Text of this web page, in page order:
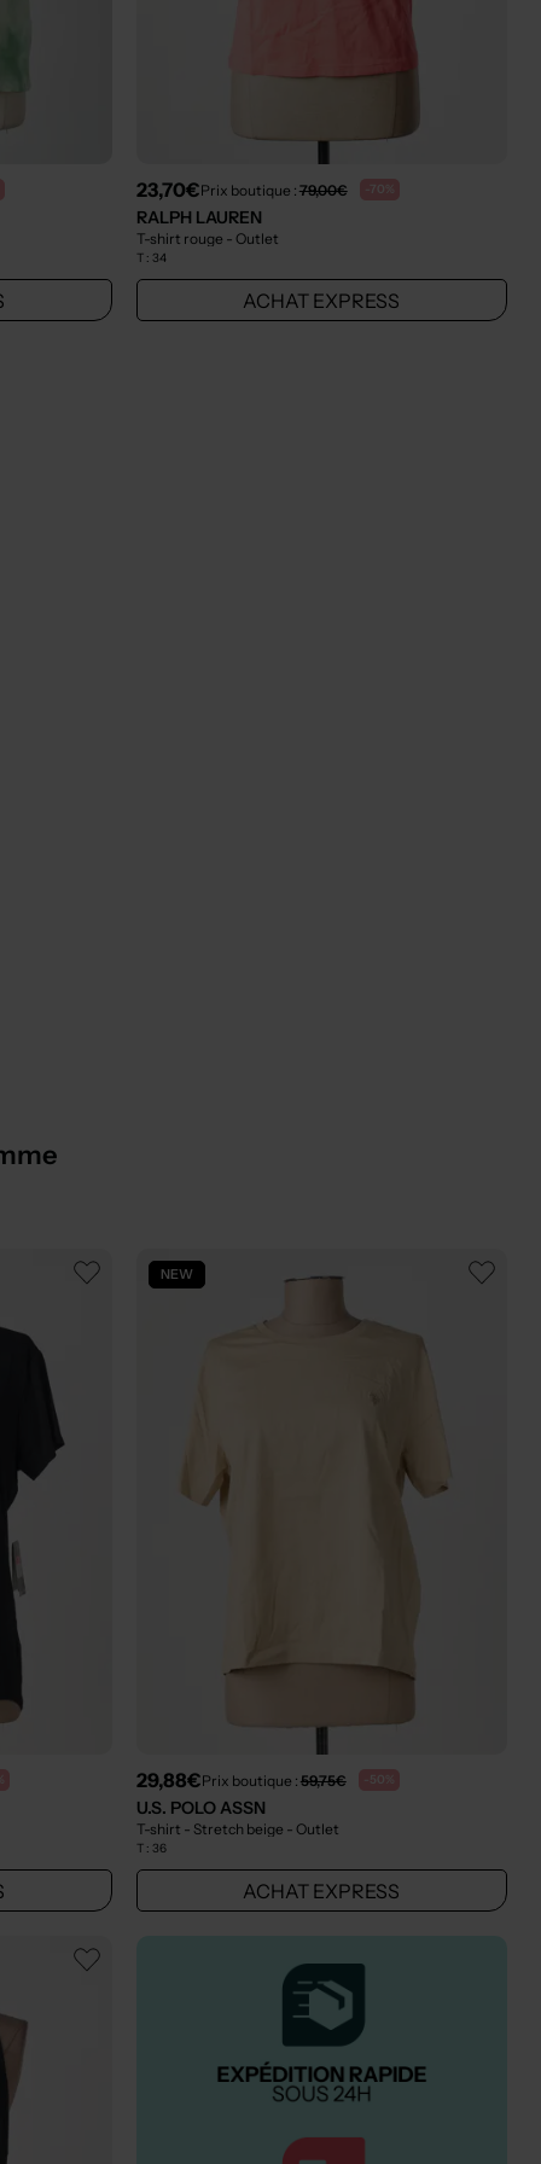
23,70€Prix boutique : 79,00€ -70%
RALPH LAUREN
T-shirt rouge - Outlet
T : 34
ACHAT EXPRESS
NEW
29,88€Prix boutique : 59,75€ -50%
U.S. POLO ASSN
T-shirt - Stretch beige - Outlet
T : 36
ACHAT EXPRESS